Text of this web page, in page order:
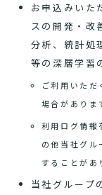
お申込みいた
スの開発・改
分析、統計処
等の深層学習
ご利用いただ
場合がありま
利用ログ情報
の他当社グル
することがあ
当社グループ